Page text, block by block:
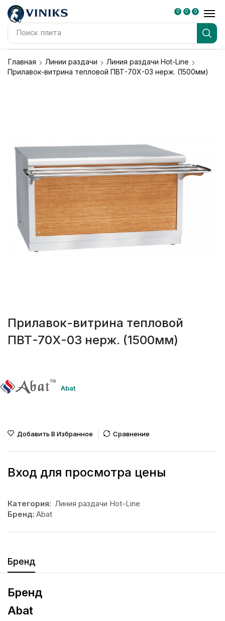
Поиск плита
0 0 0
Главная Линии раздачи
Линия раздачи Hot-Line
Прилавок-витрина тепловой ПВТ-70Х-03 нерж. (1500мм)
Прилавок-витрина тепловой
ПВТ-70Х-03 нерж. (1500мм)
Abat
Добавить В Избранное Сравнение
Вход для просмотра цены
Категория: Линия раздачи Hot-Line
Бренд: Abat
Бренд
Бренд
Abat